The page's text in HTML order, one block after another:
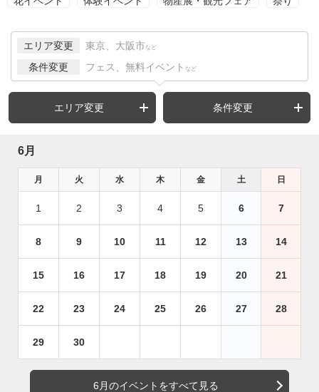
エリア変更 東京、大阪市 など
条件変更 フェス、無料イベント など
エリア変更 条件変更
6月
月 火 水 木 金 土 日
1 2 3 4 5 6 7
8 9 10 11 12 13 14
15 16 17 18 19 20 21
22 23 24 25 26 27 28
29 30
6月のイベントをすべて見る